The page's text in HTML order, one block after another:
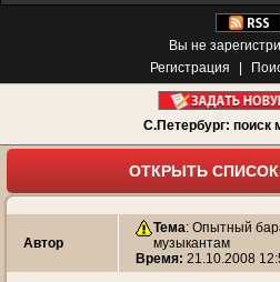
Вы не
Регистрация
С.Петербург: поиск
ОТКРЫТЬ
Автор
Тема: Опытный
музыкантам
Время: 21.10.2008